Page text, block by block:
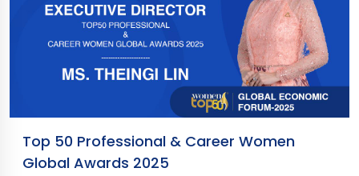
ထုတ်ယူမည့် မိသားစုဝင်များအနေဖြင့် မိမိတို့၏ နိုင်ငံသားစိစစ်
ရေးကတ် (NRC) မူရင်းနှင့်အတူ ငွေလွှဲပို့သူထံမှ ရရှိထားသော လျှို့ဝှက်
ဂဏန်း (၈) လုံး (Password Code) ကို ပြသ၍ MTB ဘဏ်ခွဲများ
တွင် မြန်ဆန်လွယ်ကူ၊ အဆင်ပြေချောမွေ့စွာ ထုတ်ယူနိုင်မှာ ဖြစ်
ပါသည်။ 𝐂𝐫𝐞𝐚𝐭𝐞 𝐘𝐨𝐮𝐫 𝐖𝐨𝐫𝐥𝐝 𝐖𝐢𝐭𝐡 𝐌𝐓𝐁 သင့်အနာဂတ်ဖန်တီး
Top 50 Professional & Career Women
Global Awards 2025